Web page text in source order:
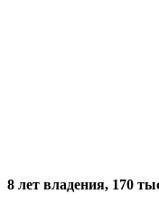
8 лет владения, 170